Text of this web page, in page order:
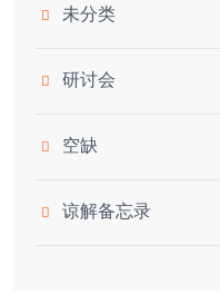
未分类
研讨会
空缺
谅解备忘录